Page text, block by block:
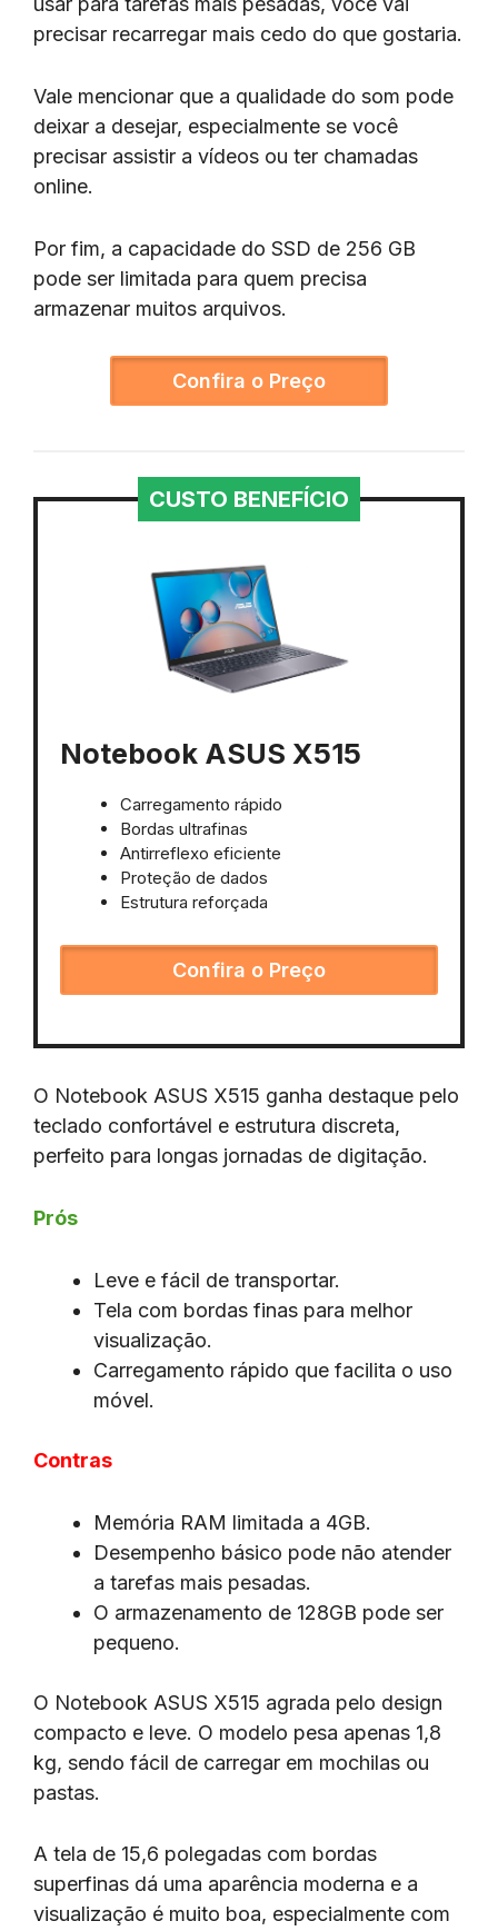
precisar recarregar mais cedo do que gostaria.
Vale mencionar que a qualidade do som pode
deixar a desejar, especialmente se você
precisar assistir a vídeos ou ter chamadas
online.
Por fim, a capacidade do SSD de 256 GB
pode ser limitada para quem precisa
armazenar muitos arquivos.
Confira o Preço
CUSTO BENEFÍCIO
Notebook ASUS X515
Carregamento rápido
Bordas ultrafinas
Antirreflexo eficiente
Proteção de dados
Estrutura reforçada
Confira o Preço
O Notebook ASUS X515 ganha destaque pelo
teclado confortável e estrutura discreta,
perfeito para longas jornadas de digitação.
Prós
Leve e fácil de transportar.
Tela com bordas finas para melhor
visualização.
Carregamento rápido que facilita o uso
móvel.
Contras
Memória RAM limitada a 4GB.
Desempenho básico pode não atender
a tarefas mais pesadas.
O armazenamento de 128GB pode ser
pequeno.
O Notebook ASUS X515 agrada pelo design
compacto e leve. O modelo pesa apenas 1,8
kg, sendo fácil de carregar em mochilas ou
pastas.
A tela de 15,6 polegadas com bordas
superfinas dá uma aparência moderna e a
visualização é muito boa, especialmente com